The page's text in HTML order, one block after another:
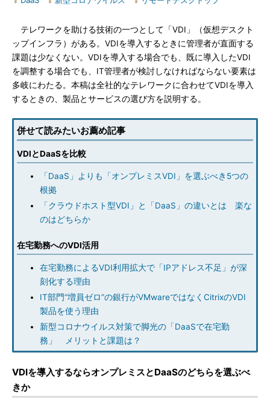
テレワークを助ける技術の一つとして「VDI」（仮想デスクト
ップインフラ）がある。VDIを導入するときに管理者が直面する
課題は少なくない。VDIを導入する場合でも、既に導入したVDI
を調整する場合でも、IT管理者が検討しなければならない要素は
多岐にわたる。本稿は全社的なテレワークに合わせてVDIを導入
するときの、製品とサービスの選び方を説明する。
併せて読みたいお薦め記事
VDIとDaaSを比較
「DaaS」よりも「オンプレミスVDI」を選ぶべき5つの
根拠
「クラウドホスト型VDI」と「DaaS」の違いとは 楽な
のはどちらか
在宅勤務へのVDI活用
在宅勤務によるVDI利用拡大で「IPアドレス不足」が深
刻化する理由
IT部門“増員ゼロ”の銀行がVMwareではなくCitrixのVDI
製品を使う理由
新型コロナウイルス対策で脚光の「DaaSで在宅勤
務」 メリットと課題は？
VDIを導入するならオンプレミスとDaaSのどちらを選ぶべ
きか